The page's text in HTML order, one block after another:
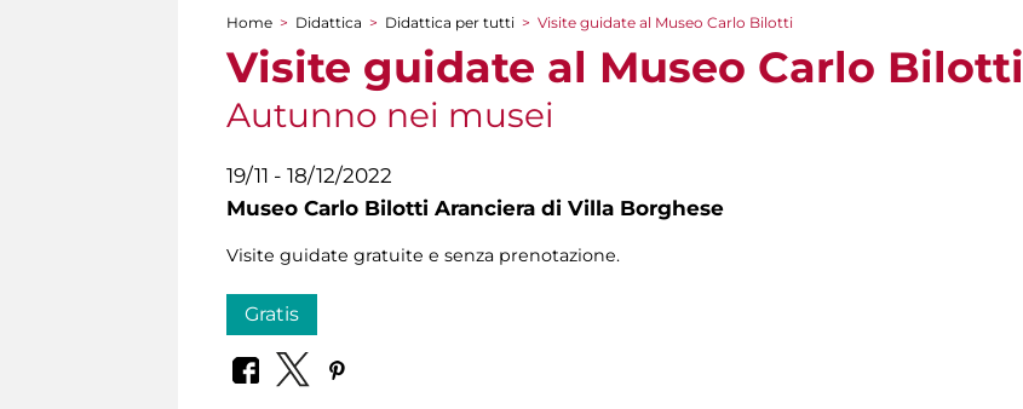
Tu sei qui
Home > Didattica > Didattica per tutti > Visite guidate al Museo Carlo Bilotti
Visite guidate al Museo Carlo Bilotti
Autunno nei musei
19/11 - 18/12/2022
Museo Carlo Bilotti Aranciera di Villa Borghese
Visite guidate gratuite e senza prenotazione.
Gratis